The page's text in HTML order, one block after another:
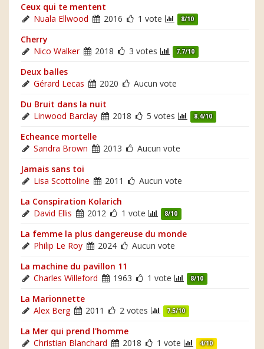
Ceux qui te mentent
Nuala Ellwood
2016 1 vote 8/10
Cherry
Nico Walker
2018 3 votes 7.7/10
Deux balles
Gérard Lecas
2020
Aucun vote
Du Bruit dans la nuit
Linwood Barclay
2018 5 votes 8.4/10
Echeance mortelle
Sandra Brown
2013
Aucun vote
Jamais sans toi
Lisa Scottoline
2011
Aucun vote
La Conspiration Kolarich
David Ellis
2012 1 vote 8/10
La femme la plus dangereuse du monde
Philip Le Roy
2024
Aucun vote
La machine du pavillon 11
Charles Willeford
1963 1 vote 8/10
La Marionnette
Alex Berg
2011 2 votes 7.5/10
La Mer qui prend l'homme
Christian Blanchard
2018 1 vote 4/10